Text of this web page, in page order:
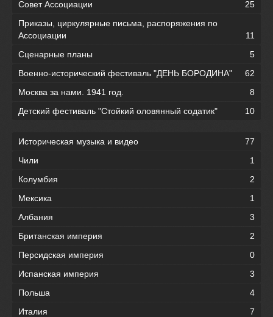
Совет Ассоциации
25
Приказы, циркулярные письма, распоряжения по
Ассоциации
11
Сценарные планы
5
Военно-исторический фестиваль "ДЕНЬ БОРОДИНА"
62
Москва за нами. 1941 год.
8
Детский фестиваль "Стойкий оловянный содатик"
10
Историческая музыка и видео
77
Чили
1
Колумбия
2
Мексика
1
Албания
3
Британская империя
2
Персидская империя
0
Испанская империя
3
Польша
4
Италия
7